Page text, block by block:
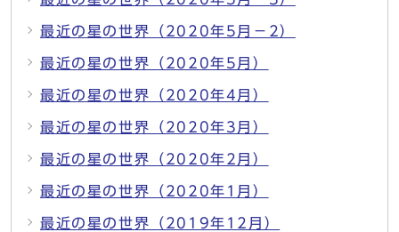
最近の星の世界（2020年5月－2）
最近の星の世界（2020年5月）
最近の星の世界（2020年4月）
最近の星の世界（2020年3月）
最近の星の世界（2020年2月）
最近の星の世界（2020年1月）
最近の星の世界（2019年12月）